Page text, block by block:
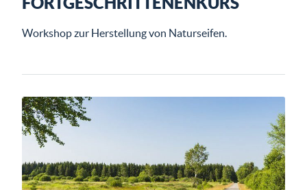
Workshop zur Herstellung von Naturseifen.